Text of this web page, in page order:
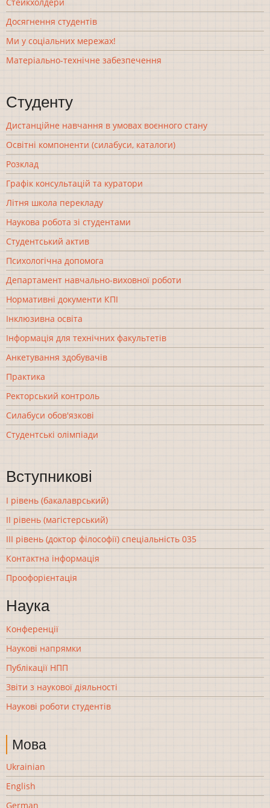
Стейкхолдери
Досягнення студентів
Ми у соціальних мережах!
Матеріально-технічне забезпечення
Студенту
Дистанційне навчання в умовах воєнного стану
Освітні компоненти (силабуси, каталоги)
Розклад
Графік консультацій та куратори
Літня школа перекладу
Наукова робота зі студентами
Студентський актив
Психологічна допомога
Департамент навчально-виховної роботи
Нормативні документи КПІ
Інклюзивна освіта
Інформація для технічних факультетів
Анкетування здобувачів
Практика
Ректорський контроль
Силабуси обов'язкові
Студентські олімпіади
Вступникові
І рівень (бакалаврський)
ІІ рівень (магістерський)
ІІІ рівень (доктор філософії) спеціальність 035
Контактна інформація
Проофорієнтація
Наука
Конференції
Наукові напрямки
Публікації НПП
Звіти з наукової діяльності
Наукові роботи студентів
Мова
Ukrainian
English
German